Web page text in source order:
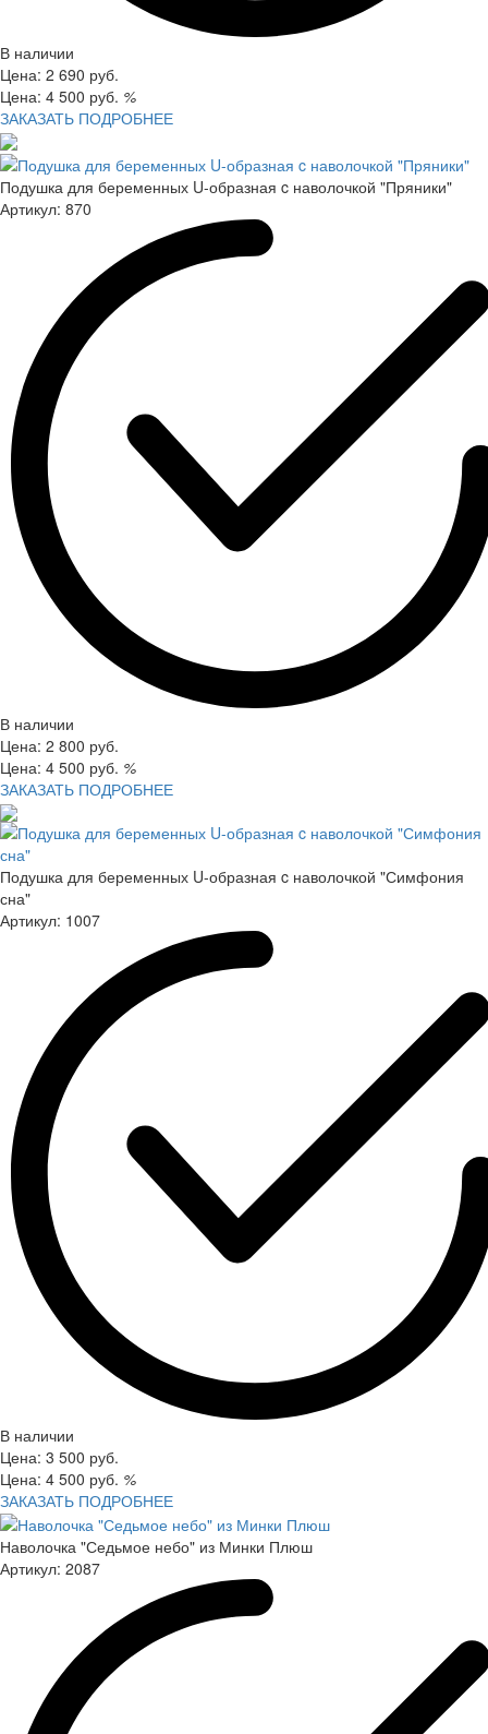
В наличии
Цена: 2 690 руб.
Цена: 4 500 руб. %
ЗАКАЗАТЬ ПОДРОБНЕЕ
Подушка для беременных U-образная c наволочкой "Пряники"
Артикул: 870
В наличии
Цена: 2 800 руб.
Цена: 4 500 руб. %
ЗАКАЗАТЬ ПОДРОБНЕЕ
Подушка для беременных U-образная c наволочкой "Симфония
сна"
Артикул: 1007
В наличии
Цена: 3 500 руб.
Цена: 4 500 руб. %
ЗАКАЗАТЬ ПОДРОБНЕЕ
Наволочка "Седьмое небо" из Минки Плюш
Артикул: 2087